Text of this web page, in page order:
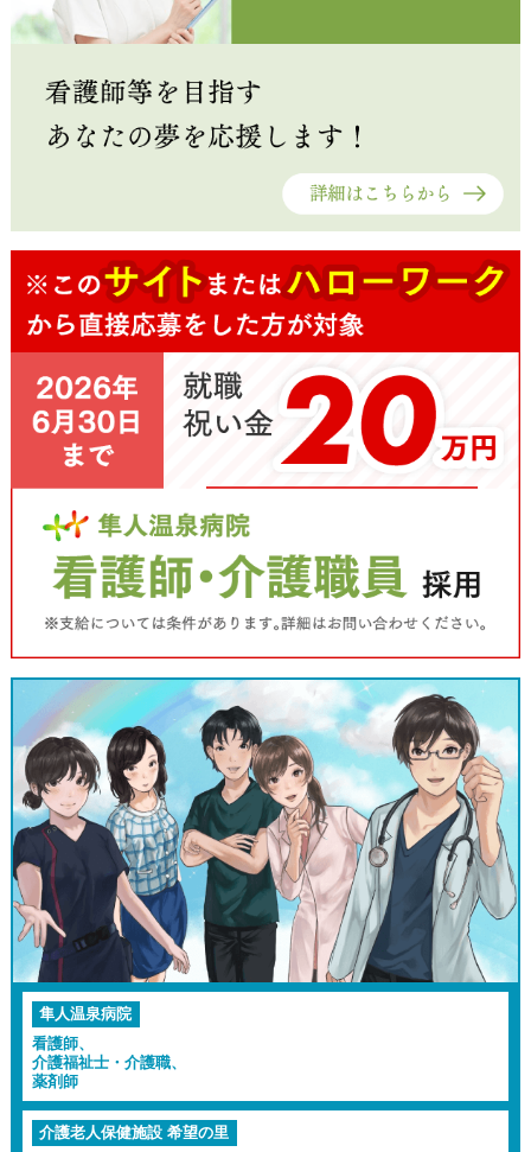
隼人温泉病院
看護師、
介護福祉士・介護職、
薬剤師
介護老人保健施設 希望の里